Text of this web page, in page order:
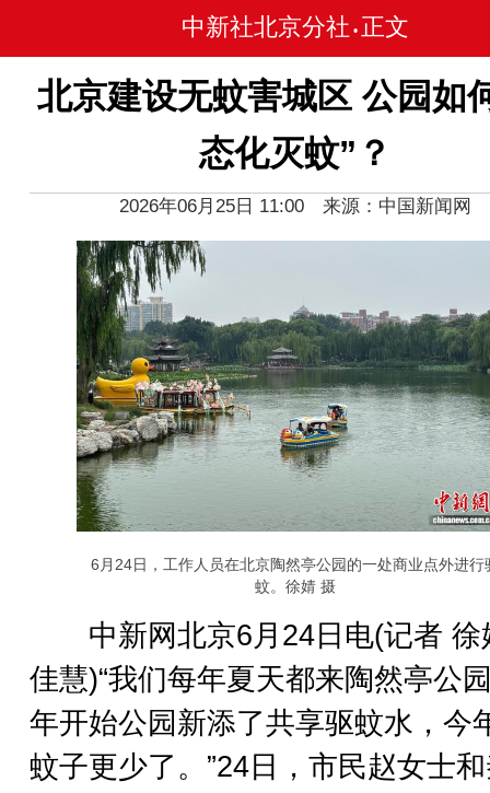
中新社北京分社 • 正文
北京建设无蚊害城区 公园如
态化灭蚊”？
2026年06月25日 11:00 来源：中国新闻网
6月24日，工作人员在北京陶然亭公园的一处商业点外进行
蚊。徐婧 摄
中新网北京6月24日电(记者 徐
佳慧)“我们每年夏天都来陶然亭公
年开始公园新添了共享驱蚊水，今
蚊子更少了。”24日，市民赵女士